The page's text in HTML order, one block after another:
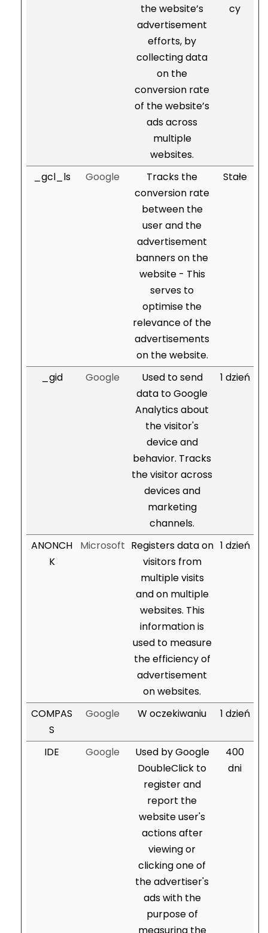
the website’s
advertisement
efforts, by
collecting data
on the
conversion rate
of the website’s
ads across
multiple
websites.
cy
_gcl_ls Google
Tracks the
conversion rate
between the
user and the
advertisement
banners on the
website - This
serves to
optimise the
relevance of the
advertisements
on the website.
Stałe
_gid Google
Used to send
data to Google
Analytics about
the visitor's
device and
behavior. Tracks
the visitor across
devices and
marketing
channels.
1 dzień
ANONCH
K
Microsoft Registers data on
visitors from
multiple visits
and on multiple
websites. This
information is
used to measure
the efficiency of
advertisement
on websites.
1 dzień
COMPAS
S
Google W oczekiwaniu 1 dzień
IDE Google
Used by Google
DoubleClick to
register and
report the
website user's
actions after
viewing or
clicking one of
the advertiser's
ads with the
purpose of
measuring the
400
dni